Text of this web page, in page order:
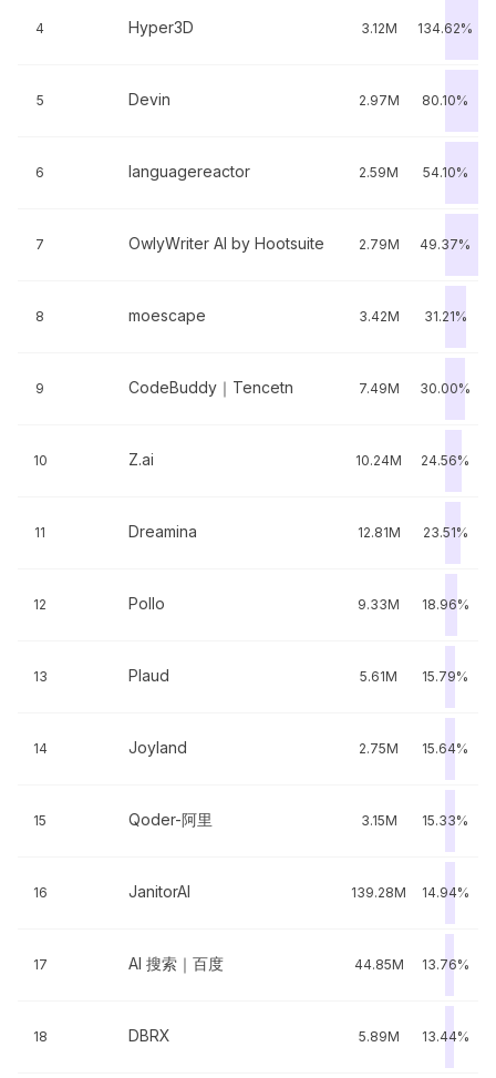
4 Hyper3D 3.12M 134.62%
5 Devin 2.97M 80.10%
6 languagereactor 2.59M 54.10%
7 OwlyWriter AI by Hootsuite 2.79M 49.37%
8 moescape 3.42M 31.21%
9 CodeBuddy｜Tencetn 7.49M 30.00%
10 Z.ai 10.24M 24.56%
11 Dreamina 12.81M 23.51%
12 Pollo 9.33M 18.96%
13 Plaud 5.61M 15.79%
14 Joyland 2.75M 15.64%
15 Qoder-阿里 3.15M 15.33%
16 JanitorAI 139.28M 14.94%
17 AI 搜索｜百度 44.85M 13.76%
18 DBRX 5.89M 13.44%